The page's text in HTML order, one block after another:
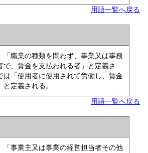
用語一覧へ戻る
「職業の種類を問わず、事業又は事務
で、賃金を支払われる者」と定義さ
は「使用者に使用されて労働し、賃金
定義される。
用語一覧へ戻る
「事業主又は事業の経営担当者その他